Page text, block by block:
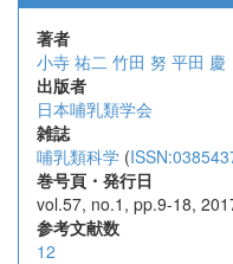
著者
小寺 祐二 竹田 努 平田 慶
出版者
日本哺乳類学会
雑誌
哺乳類科学 (
巻号頁・発行日
vol.57, no.1, pp.9-18,
参考文献数
12